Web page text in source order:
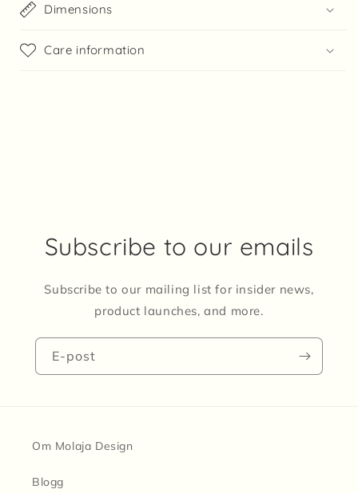
Dimensions
Care information
Subscribe to our emails
Subscribe to our mailing list for insider news,
product launches, and more.
E-post
Om Molaja Design
Blogg